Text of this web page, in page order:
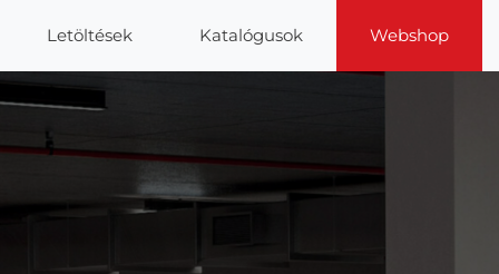
Letöltések Katalógusok Webshop